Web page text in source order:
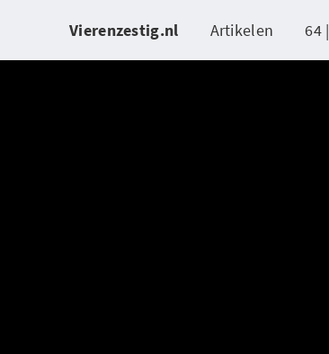
Vierenzestig.nl Artikelen 64